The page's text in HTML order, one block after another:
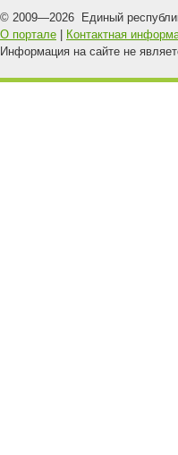
© 2009—2026 Единый
О портале
Контактная
Информация на сайте не